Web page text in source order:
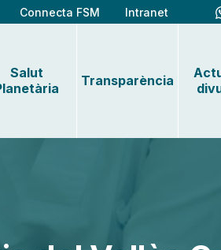
Connecta FSM Intranet
Salut
Transparència